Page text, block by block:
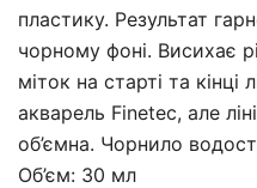
пластику. Результат
чорному фоні. Висихає
міток на старті та кінці
акварель Finetec, але
об’ємна. Чорнило
Об’єм: 30 мл